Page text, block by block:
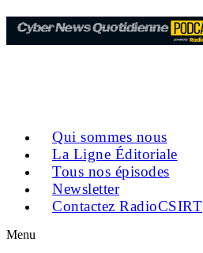
Qui sommes nous
La Ligne Éditoriale
Tous nos épisodes
Newsletter
Contactez RadioCSIRT
Menu